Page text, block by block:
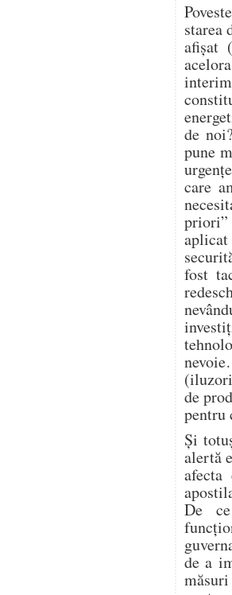
starea
afișat
de
pune
care
fost
de
pentru
Și
alertă
afecta
De
de a